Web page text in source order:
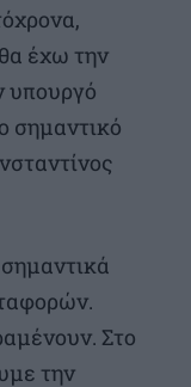
έχω την
υπουργό
σημαντικό
Στο
την